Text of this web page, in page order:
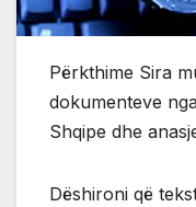
Përkthime Sira
dokumenteve
Shqipe dhe
Dëshironi që